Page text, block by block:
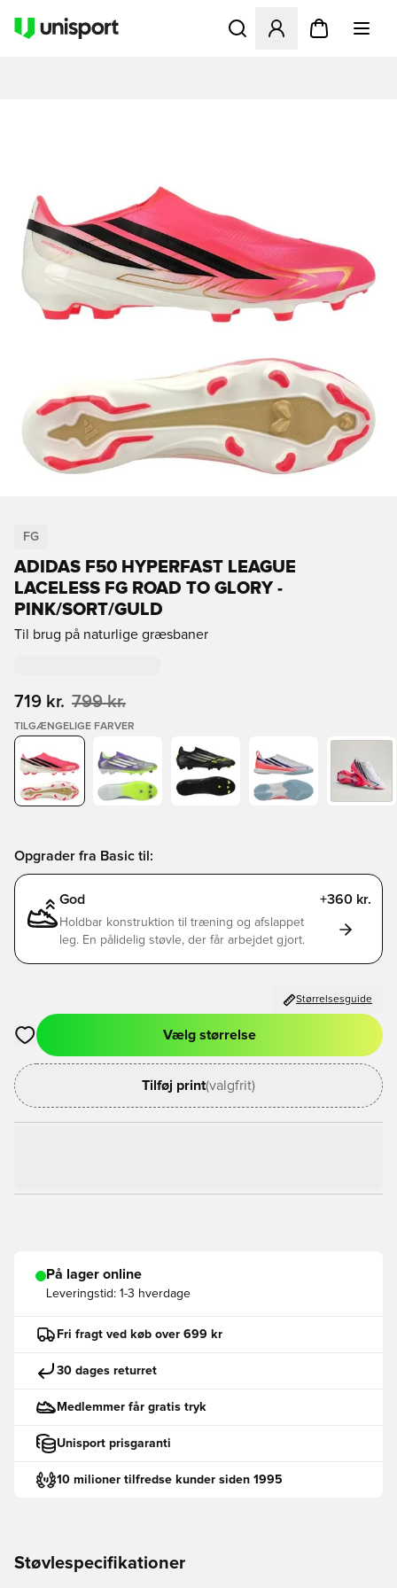
Åbner en Modal til at
FG
ADIDAS F50 HYPERFAST LEAGUE
LACELESS FG ROAD TO GLORY -
PINK/SORT/GULD
Til brug på naturlige græsbaner
719 kr. 799 kr.
TILGÆNGELIGE FARVER
Opgrader fra Basic til:
God +360 kr.
Holdbar konstruktion til træning og afslappet
leg. En pålidelig støvle, der får arbejdet gjort.
Størrelsesguide
Åbner en Modal til at logge ind eller tilmelde dig som medlem
Vælg størrelse
Tilføj print(valgfrit)
På lager online
Leveringstid: 1-3 hverdage
Fri fragt ved køb over 699 kr
30 dages returret
Medlemmer får gratis tryk
Unisport prisgaranti
10 milioner tilfredse kunder siden 1995
Støvlespecifikationer